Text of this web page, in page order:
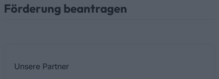
Förderung beantragen
Unsere Partner